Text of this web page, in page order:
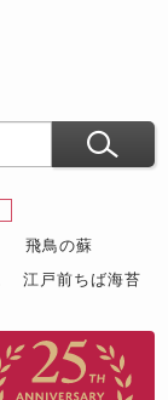
飛鳥の蘇
江戸前ちば海苔